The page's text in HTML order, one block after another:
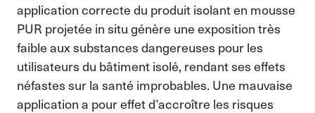
application correcte du produit isolant en mousse
PUR projetée in situ génère une exposition très
faible aux substances dangereuses pour les
utilisateurs du bâtiment isolé, rendant ses effets
néfastes sur la santé improbables. Une mauvaise
application a pour effet d’accroître les risques